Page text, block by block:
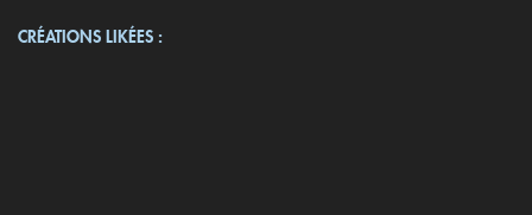
CRÉATIONS LIKÉES :